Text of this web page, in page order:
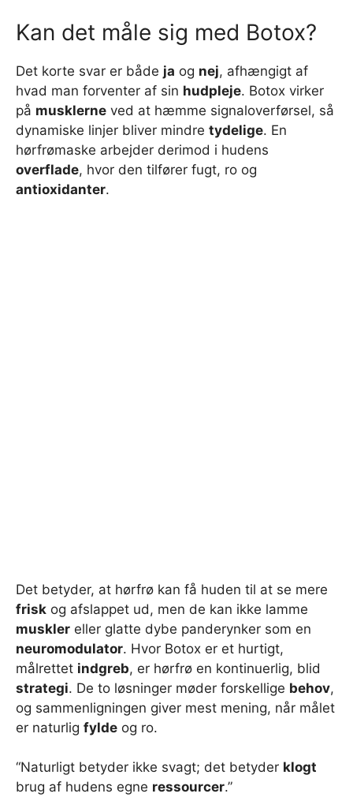
Kan det måle sig med Botox?
Det korte svar er både ja og nej, afhængigt af
hvad man forventer af sin hudpleje. Botox virker
på musklerne ved at hæmme signaloverførsel, så
dynamiske linjer bliver mindre tydelige. En
hørfrømaske arbejder derimod i hudens
overflade, hvor den tilfører fugt, ro og
antioxidanter.
Det betyder, at hørfrø kan få huden til at se mere
frisk og afslappet ud, men de kan ikke lamme
muskler eller glatte dybe panderynker som en
neuromodulator. Hvor Botox er et hurtigt,
målrettet indgreb, er hørfrø en kontinuerlig, blid
strategi. De to løsninger møder forskellige behov,
og sammenligningen giver mest mening, når målet
er naturlig fylde og ro.
“Naturligt betyder ikke svagt; det betyder klogt
brug af hudens egne ressourcer.”